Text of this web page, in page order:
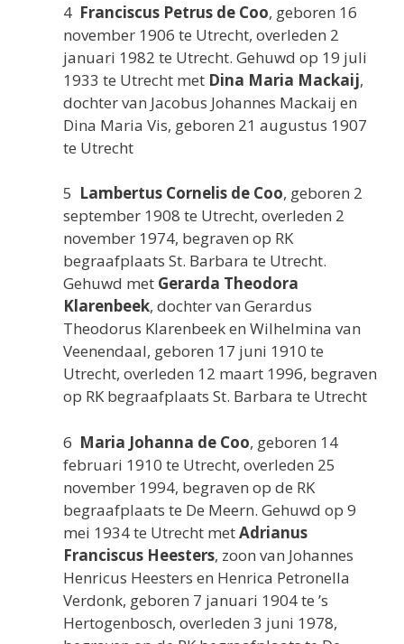
4 Franciscus Petrus de Coo, geboren 16
november 1906 te Utrecht, overleden 2
januari 1982 te Utrecht. Gehuwd op 19 juli
1933 te Utrecht met Dina Maria Mackaij,
dochter van Jacobus Johannes Mackaij en
Dina Maria Vis, geboren 21 augustus 1907
te Utrecht
5 Lambertus Cornelis de Coo, geboren 2
september 1908 te Utrecht, overleden 2
november 1974, begraven op RK
begraafplaats St. Barbara te Utrecht.
Gehuwd met Gerarda Theodora
Klarenbeek, dochter van Gerardus
Theodorus Klarenbeek en Wilhelmina van
Veenendaal, geboren 17 juni 1910 te
Utrecht, overleden 12 maart 1996, begraven
op RK begraafplaats St. Barbara te Utrecht
6 Maria Johanna de Coo, geboren 14
februari 1910 te Utrecht, overleden 25
november 1994, begraven op de RK
begraafplaats te De Meern. Gehuwd op 9
mei 1934 te Utrecht metAdrianus
Franciscus Heesters, zoon van Johannes
Henricus Heesters en Henrica Petronella
Verdonk, geboren 7 januari 1904 te ’s
Hertogenbosch, overleden 3 juni 1978,